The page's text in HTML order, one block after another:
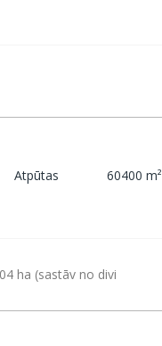
Atpūtas 60400 m²
ha (sastāv no divi